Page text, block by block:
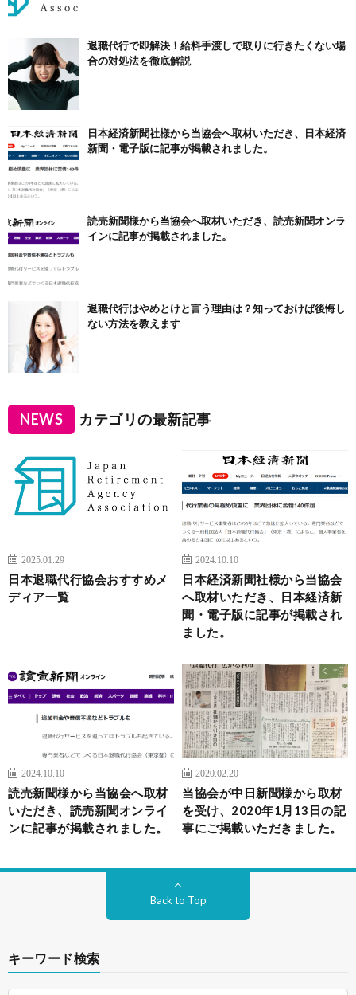
退職代行で即解決！給料手渡しで取りに行きたくない場
合の対処法を徹底解説
日本経済新聞社様から当協会へ取材いただき、日本経済
新聞・電子版に記事が掲載されました。
読売新聞様から当協会へ取材いただき、読売新聞オンラ
インに記事が掲載されました。
退職代行はやめとけと言う理由は？知っておけば後悔し
ない方法を教えます
NEWS カテゴリの最新記事
2025.01.29
日本退職代行協会おすすめメ
ディア一覧
2024.10.10
日本経済新聞社様から当協会
へ取材いただき、日本経済新
聞・電子版に記事が掲載され
ました。
2024.10.10
読売新聞様から当協会へ取材
いただき、読売新聞オンライ
ンに記事が掲載されました。
2020.02.20
当協会が中日新聞様から取材
を受け、2020年1月13日の記
事にご掲載いただきました。
Back to Top
キーワード検索